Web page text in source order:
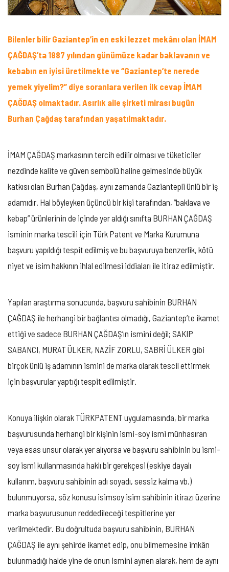
Bilenler bilir Gaziantep’in en eski lezzet mekânı olan İMAM
ÇAĞDAŞ’ta 1887 yılından günümüze kadar baklavanın ve
kebabın en iyisi üretilmekte ve “Gaziantep’te nerede
yemek yiyelim?” diye soranlara verilen ilk cevap İMAM
ÇAĞDAŞ olmaktadır. Asırlık aile şirketi mirası bugün
Burhan Çağdaş tarafından yaşatılmaktadır.
İMAM ÇAĞDAŞ markasının tercih edilir olması ve tüketiciler
nezdinde kalite ve güven sembolü haline gelmesinde büyük
katkısı olan Burhan Çağdaş, aynı zamanda Gaziantepli ünlü bir iş
adamıdır. Hal böyleyken üçüncü bir kişi tarafından, “baklava ve
kebap” ürünlerinin de içinde yer aldığı sınıfta BURHAN ÇAĞDAŞ
isminin marka tescili için Türk Patent ve Marka Kurumuna
başvuru yapıldığı tespit edilmiş ve bu başvuruya benzerlik, kötü
niyet ve isim hakkının ihlal edilmesi iddiaları ile itiraz edilmiştir.
Yapılan araştırma sonucunda, başvuru sahibinin BURHAN
ÇAĞDAŞ ile herhangi bir bağlantısı olmadığı, Gaziantep’te ikamet
ettiği ve sadece BURHAN ÇAĞDAŞ’ın ismini değil; SAKIP
SABANCI, MURAT ÜLKER, NAZİF ZORLU, SABRİ ÜLKER gibi
birçok ünlü iş adamının ismini de marka olarak tescil ettirmek
için başvurular yaptığı tespit edilmiştir.
Konuya ilişkin olarak TÜRKPATENT uygulamasında, bir marka
başvurusunda herhangi bir kişinin ismi-soy ismi münhasıran
veya esas unsur olarak yer alıyorsa ve başvuru sahibinin bu ismi-
soy ismi kullanmasında haklı bir gerekçesi (eskiye dayalı
kullanım, başvuru sahibinin adı soyadı, sessiz kalma vb.)
bulunmuyorsa, söz konusu isimsoy isim sahibinin itirazı üzerine
marka başvurusunun reddedileceği tespitlerine yer
verilmektedir. Bu doğrultuda başvuru sahibinin, BURHAN
ÇAĞDAŞ ile aynı şehirde ikamet edip, onu bilmemesine imkân
bulunmadığı halde yine de onun ismini aynen alarak, hem de aynı